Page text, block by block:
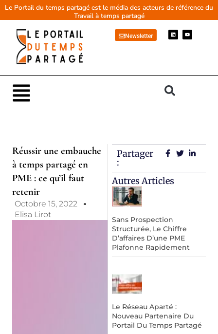
AllerLe Portail du temps partagé est le média des acteurs de référence du
Travail à temps partagé
Newsletter
L
i
n
Y
o
u
Main
Menu
Réussir une embauche
à temps partagé en
PME : ce qu’il faut
retenir
Octobre 15, 2022
Elisa Lirot
Partager
:
Autres Articles
Sans Prospection
Structurée, Le Chiffre
D’affaires D’une PME
Plafonne Rapidement
Le Réseau Aparté :
Nouveau Partenaire Du
Portail Du Temps Partagé